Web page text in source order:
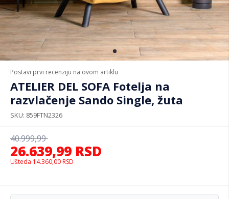
Postavi prvi recenziju na ovom artiklu
ATELIER DEL SOFA Fotelja na
razvlačenje Sando Single, žuta
SKU 859FTN2326
26.639,99 RSD
40.999,99
Ušteda 14.360,00 RSD